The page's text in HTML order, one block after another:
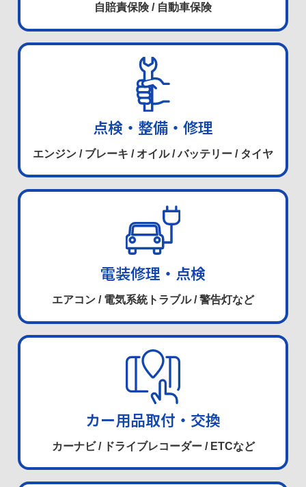
自賠責保険 / 自動車保険
点検・整備・修理
エンジン / ブレーキ / オイル / バッテリー / タイヤ
電装修理・点検
エアコン / 電気系統トラブル / 警告灯など
カー用品取付・交換
カーナビ / ドライブレコーダー / ETCなど